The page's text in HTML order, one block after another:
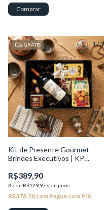
1/3
GRÁTIS
Kit de Presente Gourmet
Brindes Executivos | KP
R$389,90
3 xde R$129,97 sem juros
R$378,20com Pague com PIX